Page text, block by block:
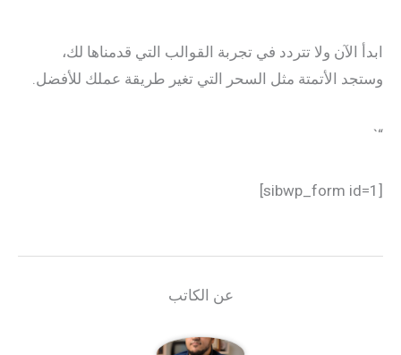
ولا تتردد في تجربة القوالب التي قدمناها لك،
الأتمتة مثل السحر التي تغير طريقة عملك للأفضل.
عن الكاتب